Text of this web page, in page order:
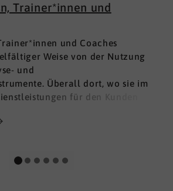
Trainer*innen und
und Coaches
Weise von der Nutzung
und
Überall dort, wo sie im
für den Kunden
finden sie in DNLA den